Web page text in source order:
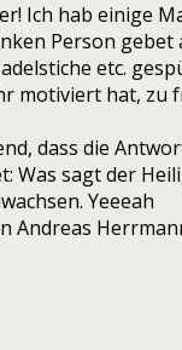
Ich hab einige
Person gebet
etc.
motiviert hat, zu
dass die
Was sagt der
Yeeeah
Andreas